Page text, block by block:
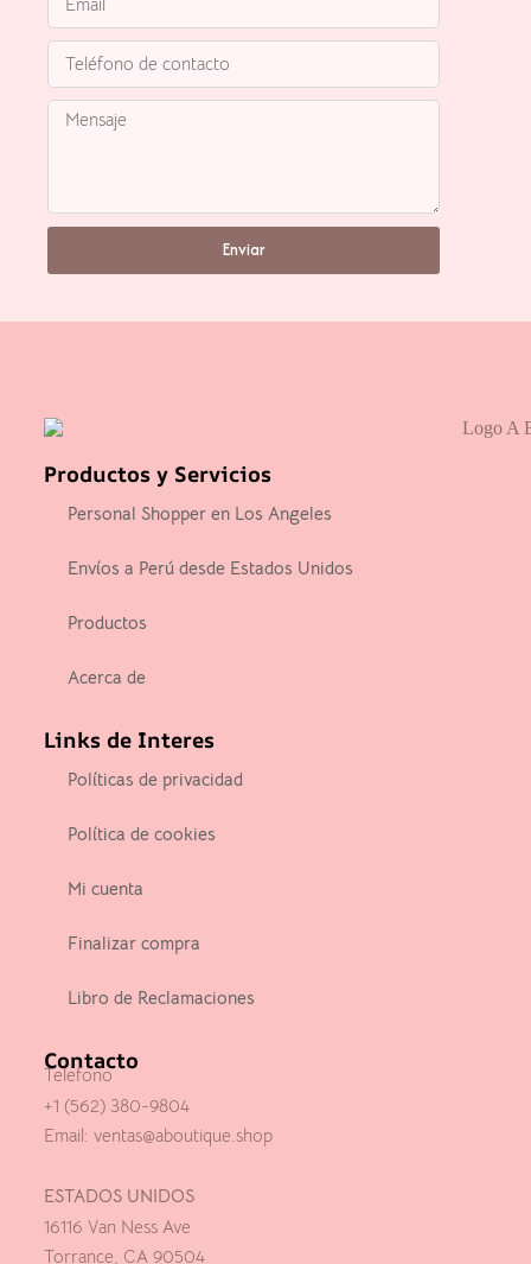
Enviar
Productos y Servicios
Personal Shopper en Los Angeles
Envíos a Perú desde Estados Unidos
Productos
Acerca de
Links de Interes
Políticas de privacidad
Política de cookies
Mi cuenta
Finalizar compra
Libro de Reclamaciones
Contacto
Telefono
+1 (562) 380-9804
Email: ventas@aboutique.shop
ESTADOS UNIDOS
16116 Van Ness Ave
Torrance, CA 90504